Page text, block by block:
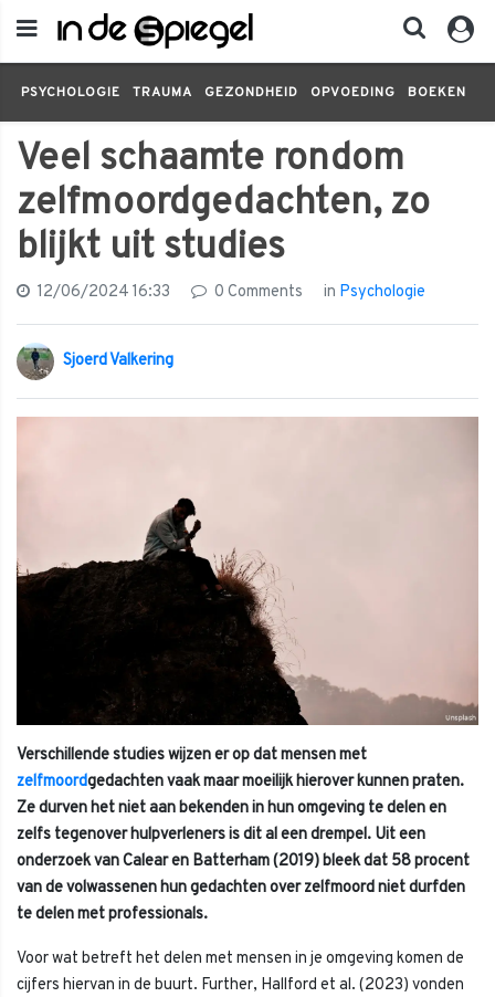
PSYCHOLOGIE TRAUMA GEZONDHEID OPVOEDING BOEKEN
Veel schaamte rondom
zelfmoordgedachten, zo
blijkt uit studies
12/06/2024 16:33 0 Comments in Psychologie
Sjoerd Valkering
Verschillende studies wijzen er op dat mensen met
zelfmoordgedachten vaak maar moeilijk hierover kunnen praten.
Ze durven het niet aan bekenden in hun omgeving te delen en
zelfs tegenover hulpverleners is dit al een drempel. Uit een
onderzoek van Calear en Batterham (2019) bleek dat 58 procent
van de volwassenen hun gedachten over zelfmoord niet durfden
te delen met professionals.
Voor wat betreft het delen met mensen in je omgeving komen de
cijfers hiervan in de buurt. Further, Hallford et al. (2023) vonden